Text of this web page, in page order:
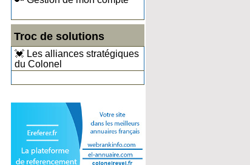
Troc de solutions
💓 Les alliances stratégiques
du Colonel